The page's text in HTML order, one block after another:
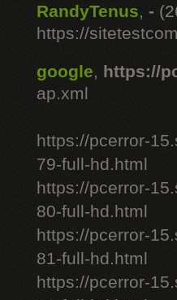
RandyTenus, -
https://
google, https://
ap.xml
https://pcerror-
79-full-hd.html
https://pcerror-
80-full-hd.html
https://pcerror-
81-full-hd.html
https://pcerror-